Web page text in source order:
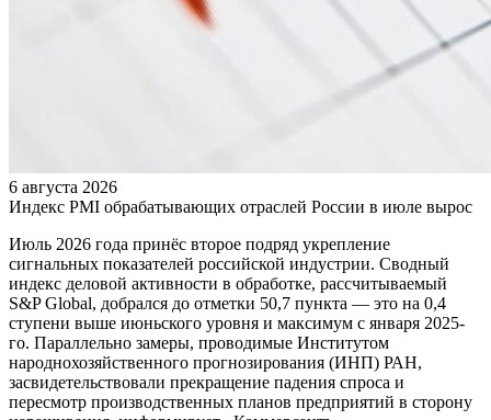
6 августа 2026
Индекс PMI обрабатывающих отраслей России в июле вырос
Июль 2026 года принёс второе подряд укрепление
сигнальных показателей российской индустрии. Сводный
индекс деловой активности в обработке, рассчитываемый
S&P Global, добрался до отметки 50,7 пункта — это на 0,4
ступени выше июньского уровня и максимум с января 2025-
го. Параллельно замеры, проводимые Институтом
народнохозяйственного прогнозирования (ИНП) РАН,
засвидетельствовали прекращение падения спроса и
пересмотр производственных планов предприятий в сторону